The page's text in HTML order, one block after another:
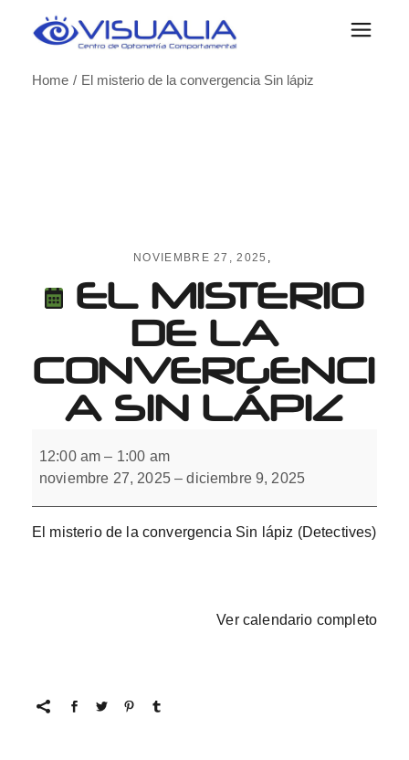
Home
El misterio de la convergencia Sin lápiz
NOVIEMBRE 27, 2025
EL MISTERIO
DE LA
CONVERGENCI
A SIN LÁPIZ
misterio
de
la
Sin
lápiz
12:00 am – 1:00 am
noviembre 27, 2025 –diciembre 9, 2025
El misterio de la convergencia Sin lápiz (Detectives)
Ver calendario completo